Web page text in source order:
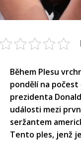
Během Plesu
pondělí na
prezidenta
události mezi
seržantem
Tento ples, jenž